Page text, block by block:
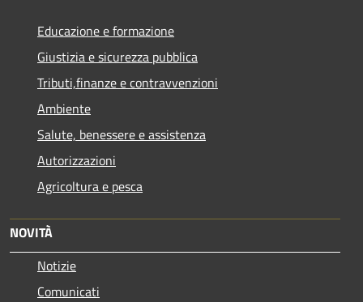
Educazione e formazione
Giustizia e sicurezza pubblica
Tributi,finanze e contravvenzioni
Ambiente
Salute, benessere e assistenza
Autorizzazioni
Agricoltura e pesca
NOVITÀ
Notizie
Comunicati